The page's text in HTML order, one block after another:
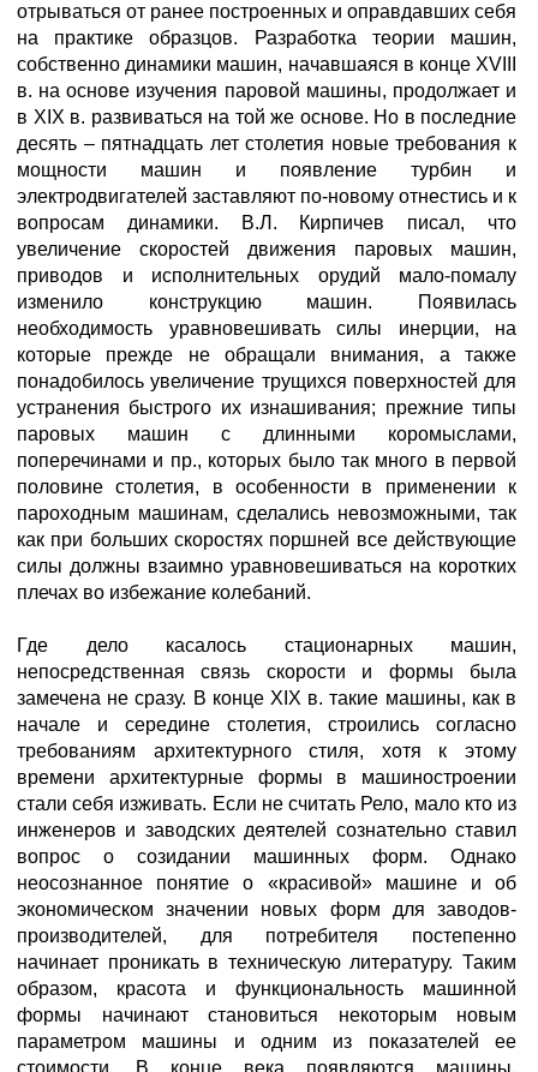
отрываться от ранее построенных и оправдавших себя
на практике образцов. Разработка теории машин,
собственно динамики машин, начавшаяся в конце XVIII
в. на основе изучения паровой машины, продолжает и
в XIX в. развиваться на той же основе. Но в последние
десять – пятнадцать лет столетия новые требования к
мощности машин и появление турбин и
электродвигателей заставляют по-новому отнестись и к
вопросам динамики. В.Л. Кирпичев писал, что
увеличение скоростей движения паровых машин,
приводов и исполнительных орудий мало-помалу
изменило конструкцию машин. Появилась
необходимость уравновешивать силы инерции, на
которые прежде не обращали внимания, а также
понадобилось увеличение трущихся поверхностей для
устранения быстрого их изнашивания; прежние типы
паровых машин с длинными коромыслами,
поперечинами и пр., которых было так много в первой
половине столетия, в особенности в применении к
пароходным машинам, сделались невозможными, так
как при больших скоростях поршней все действующие
силы должны взаимно уравновешиваться на коротких
плечах во избежание колебаний.
Где дело касалось стационарных машин,
непосредственная связь скорости и формы была
замечена не сразу. В конце XIX в. такие машины, как в
начале и середине столетия, строились согласно
требованиям архитектурного стиля, хотя к этому
времени архитектурные формы в машиностроении
стали себя изживать. Если не считать Рело, мало кто из
инженеров и заводских деятелей сознательно ставил
вопрос о созидании машинных форм. Однако
неосознанное понятие о «красивой» машине и об
экономическом значении новых форм для заводов-
производителей, для потребителя постепенно
начинает проникать в техническую литературу. Таким
образом, красота и функциональность машинной
формы начинают становиться некоторым новым
параметром машины и одним из показателей ее
стоимости. В конце века появляются машины,